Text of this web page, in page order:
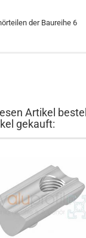
der Baureihe 6
Artikel
gekauft: